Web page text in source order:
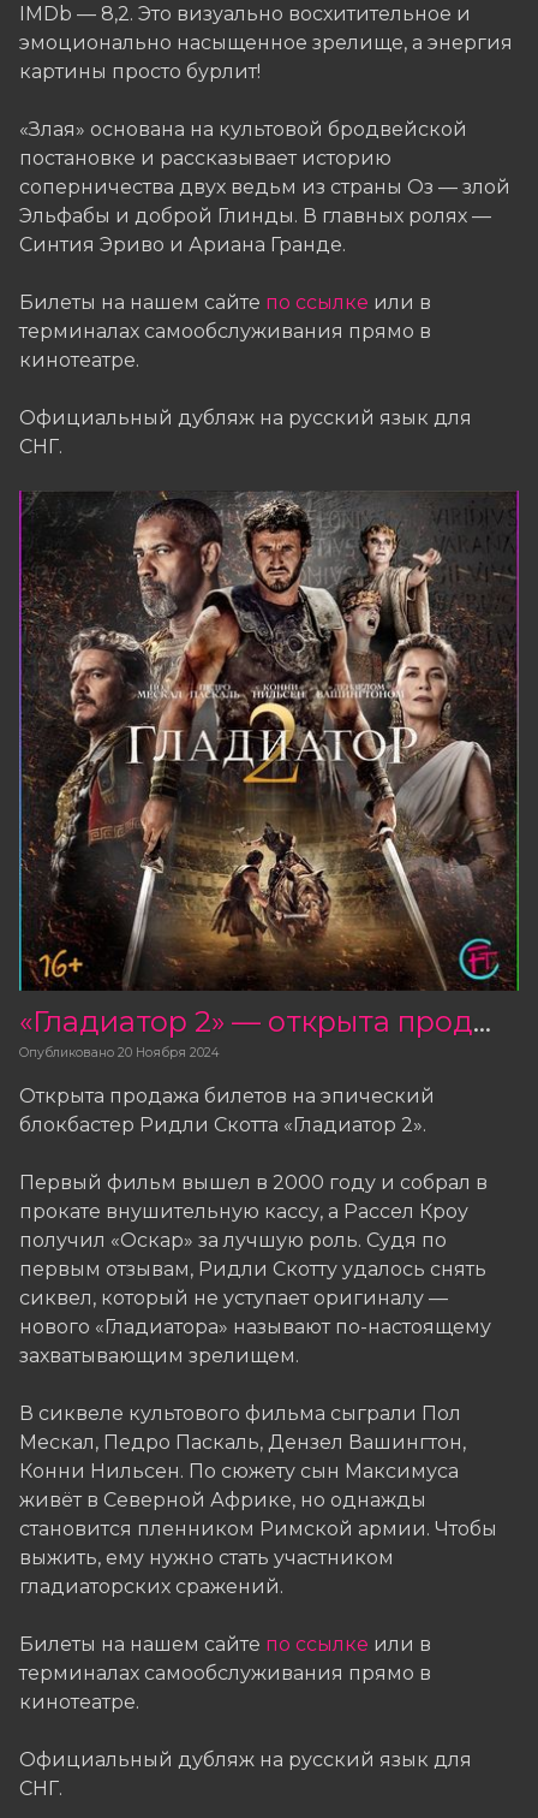
IMDb — 8,2. Это визуально восхитительное и
эмоционально насыщенное зрелище, а энергия
картины просто бурлит!
«Злая» основана на культовой бродвейской
постановке и рассказывает историю
соперничества двух ведьм из страны Оз — злой
Эльфабы и доброй Глинды. В главных ролях —
Синтия Эриво и Ариана Гранде.
Билеты на нашем сайте по ссылке или в
терминалах самообслуживания прямо в
кинотеатре.
Официальный дубляж на русский язык для
СНГ.
«Гладиатор 2» — открыта продажа билетов
Опубликовано 20 Ноября 2024
Открыта продажа билетов на эпический
блокбастер Ридли Скотта «Гладиатор 2».
Первый фильм вышел в 2000 году и собрал в
прокате внушительную кассу, а Рассел Кроу
получил «Оскар» за лучшую роль. Судя по
первым отзывам, Ридли Скотту удалось снять
сиквел, который не уступает оригиналу —
нового «Гладиатора» называют по-настоящему
захватывающим зрелищем.
В сиквеле культового фильма сыграли Пол
Мескал, Педро Паскаль, Дензел Вашингтон,
Конни Нильсен. По сюжету сын Максимуса
живёт в Северной Африке, но однажды
становится пленником Римской армии. Чтобы
выжить, ему нужно стать участником
гладиаторских сражений.
Билеты на нашем сайте по ссылке или в
терминалах самообслуживания прямо в
кинотеатре.
Официальный дубляж на русский язык для
СНГ.